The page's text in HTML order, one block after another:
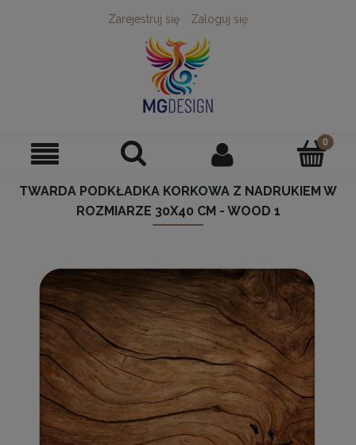
Zarejestruj się Zaloguj się
TWARDA PODKŁADKA KORKOWA Z NADRUKIEM W
ROZMIARZE 30X40 CM - WOOD 1